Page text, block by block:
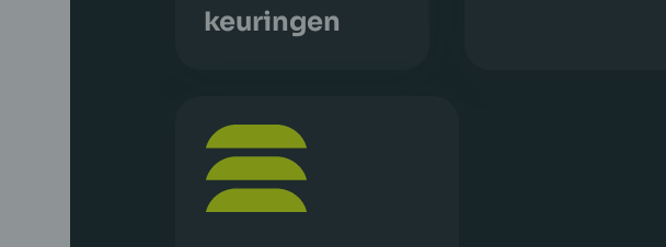
keuringen